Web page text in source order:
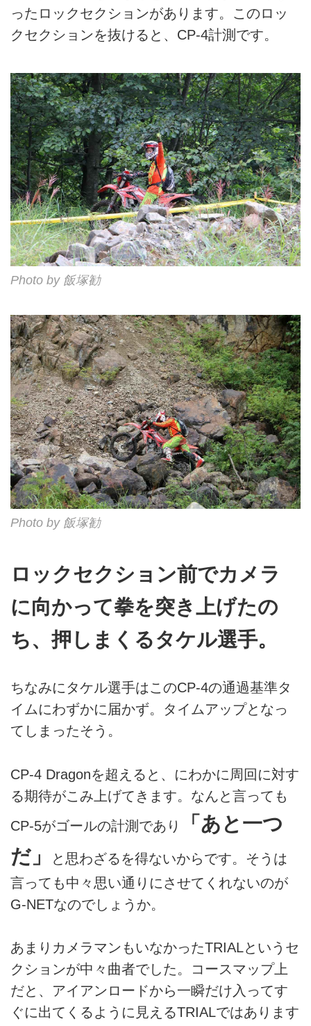
ったロックセクションがあります。このロッ
クセクションを抜けると、CP-4計測です。
Photo by 飯塚勧
Photo by 飯塚勧
ロックセクション前でカメラ
に向かって拳を突き上げたの
ち、押しまくるタケル選手。
ちなみにタケル選手はこのCP-4の通過基準タ
イムにわずかに届かず。タイムアップとなっ
てしまったそう。
CP-4 Dragonを超えると、にわかに周回に対す
る期待がこみ上げてきます。なんと言っても
CP-5がゴールの計測であり
「あと一つ
だ」
と思わざるを得ないからです。そうは
言っても中々思い通りにさせてくれないのが
G-NETなのでしょうか。
あまりカメラマンもいなかったTRIALというセ
クションが中々曲者でした。コースマップ上
だと、アイアンロードから一瞬だけ入ってす
ぐに出てくるように見えるTRIALではあります